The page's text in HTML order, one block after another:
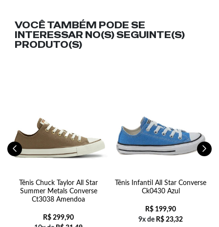
VOCÊ TAMBÉM PODE SE
INTERESSAR NO(S) SEGUINTE(S)
PRODUTO(S)
Tênis Chuck Taylor All Star
Summer Metals Converse
Ct3038 Amendoa
R$ 299,90
Tênis Infantil All Star Converse
Ck0430 Azul
R$ 199,90
9x de R$ 23,32